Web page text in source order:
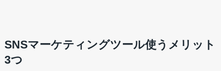
SNSマーケティングツール使うメリット
3つ